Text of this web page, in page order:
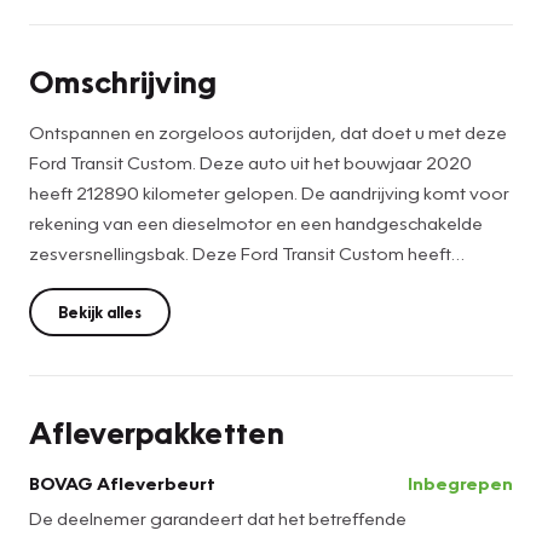
Omschrijving
Ontspannen en zorgeloos autorijden, dat doet u met deze
Ford Transit Custom. Deze auto uit het bouwjaar 2020
heeft 212890 kilometer gelopen. De aandrijving komt voor
rekening van een dieselmotor en een handgeschakelde
zesversnellingsbak. Deze Ford Transit Custom heeft
verwarmbare voorstoelen, voor zowel bestuurder als
bijrijder. Een prettige maar ook veilige extra is de schuifdeur
voor passagiers. Ruim instappen, geen openslaande
dagrijverlichting en verstelbare lendensteunen. Een
contact met de auto. U kunt functies activeren en de
conditie van de auto monitoren. Deze Ford is voorzien van
Bekijk alles
Afleverpakketten
BOVAG Afleverbeurt
De deelnemer garandeert dat het betreffende
Inbegrepen